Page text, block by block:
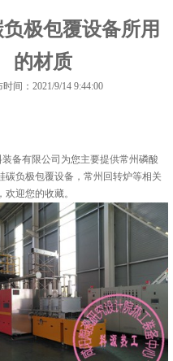
极包覆设备所用
的材质
时间：2021/9/14 9:44:00
备有限公司为您主要提供常州磷酸
碳负极包覆设备，常州回转炉等相关
迎您的收藏。